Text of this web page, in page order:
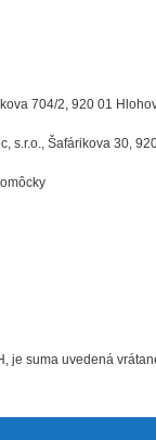
704/2, 920 01
s.r.o., Šafárikova 30,
je suma uvedená